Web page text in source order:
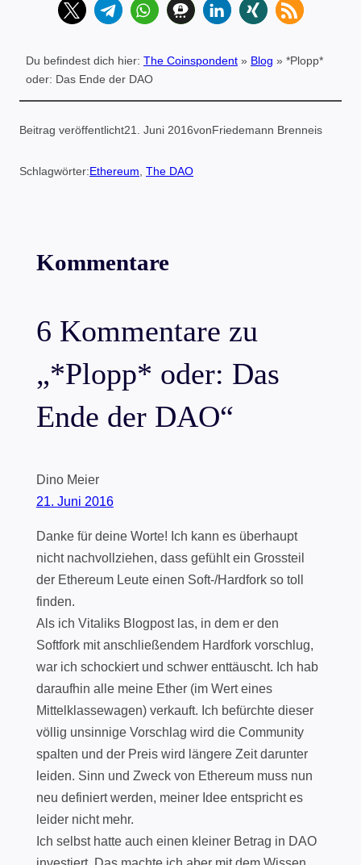
Du befindest dich hier: The Coinspondent » Blog » *Plopp*
oder: Das Ende der DAO
Beitrag veröffentlicht21. Juni 2016vonFriedemann Brenneis
Schlagwörter:Ethereum The DAO
Kommentare
6 Kommentare zu
„*Plopp* oder: Das
Ende der DAO“
Dino Meier
21. Juni 2016
Danke für deine Worte! Ich kann es überhaupt
nicht nachvollziehen, dass gefühlt ein Grossteil
der Ethereum Leute einen Soft-/Hardfork so toll
finden.
Als ich Vitaliks Blogpost las, in dem er den
Softfork mit anschließendem Hardfork vorschlug,
war ich schockiert und schwer enttäuscht. Ich hab
daraufhin alle meine Ether (im Wert eines
Mittelklassewagen) verkauft. Ich befürchte dieser
völlig unsinnige Vorschlag wird die Community
spalten und der Preis wird längere Zeit darunter
leiden. Sinn und Zweck von Ethereum muss nun
neu definiert werden, meiner Idee entspricht es
leider nicht mehr.
Ich selbst hatte auch einen kleiner Betrag in DAO